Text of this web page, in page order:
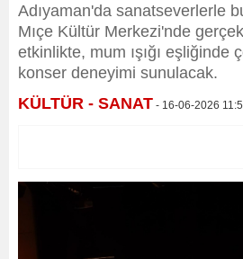
Adıyaman'da sanatseverlerle
Mıçe Kültür Merkezi'nde
etkinlikte, mum ışığı eşliğinde
konser deneyimi sunulacak.
KÜLTÜR - SANAT - 16-06-2026